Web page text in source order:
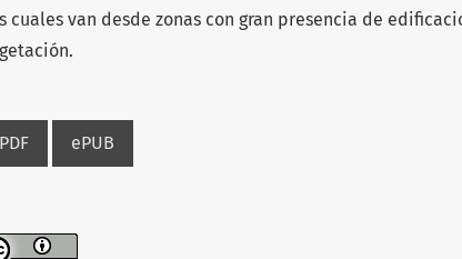
cuales van desde zonas con gran presencia de
PDF ePUB